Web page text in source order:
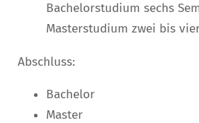
Bachelorstudium sechs
Masterstudium zwei bis
Abschluss:
Bachelor
Master